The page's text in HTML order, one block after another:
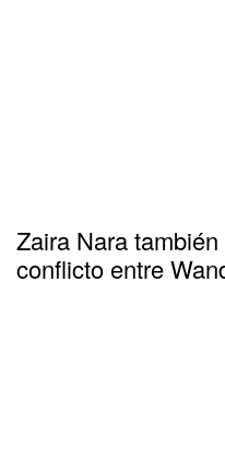
Zaira Nara
conflicto entre